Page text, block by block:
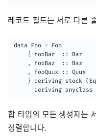
레코드 필드는 서로 다른
data Foo = Foo
    { fooBar  :: Bar
    , fooBaz  :: Baz
    , fooQuux :: Quux
} deriving stock
deriving anyclass
합 타입의 모든 생성자는
정렬합니다.